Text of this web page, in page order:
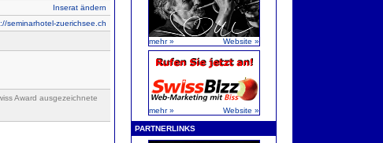
Inserat ändern
seminarhotel-zuerichsee.ch
Award ausgezeichnete
mehr » Website »
mehr » Website »
PARTNERLINKS